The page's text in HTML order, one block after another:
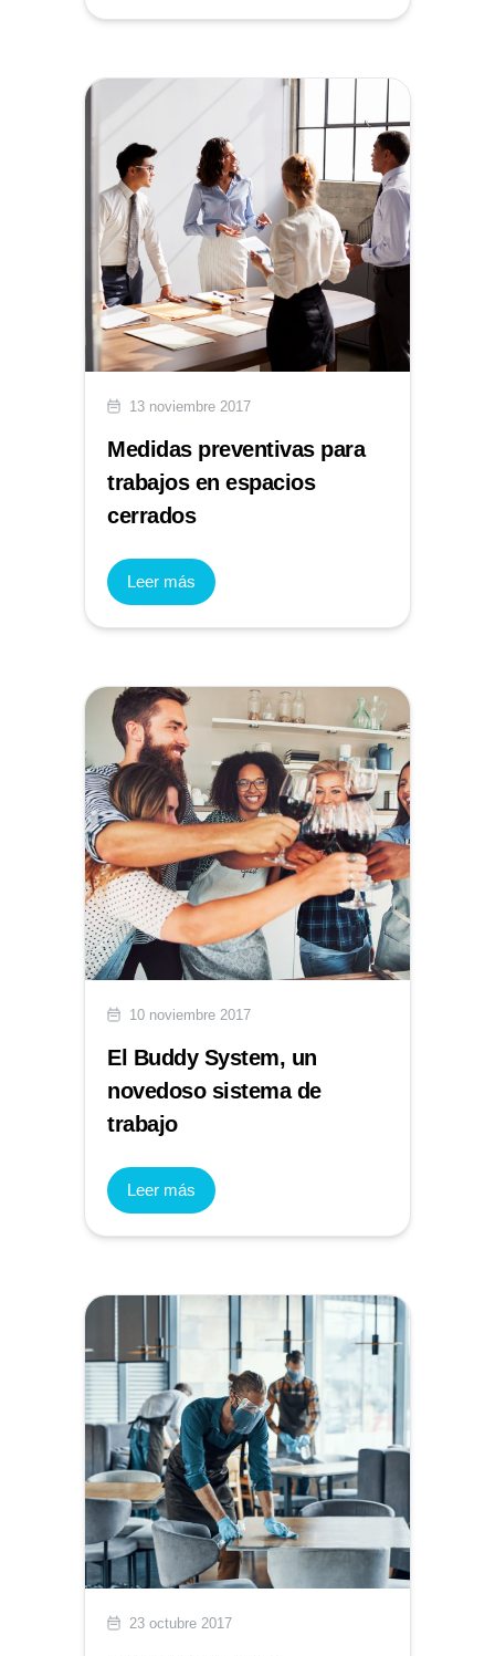
13 noviembre 2017
Medidas preventivas para
trabajos en espacios
cerrados
Leer más
10 noviembre 2017
El Buddy System, un
novedoso sistema de
trabajo
Leer más
23 octubre 2017